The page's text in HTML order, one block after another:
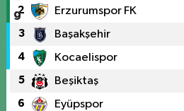
2 Erzurumspor FK
3 Başakşehir
4 Kocaelispor
5 Beşiktaş
6 Eyüpspor